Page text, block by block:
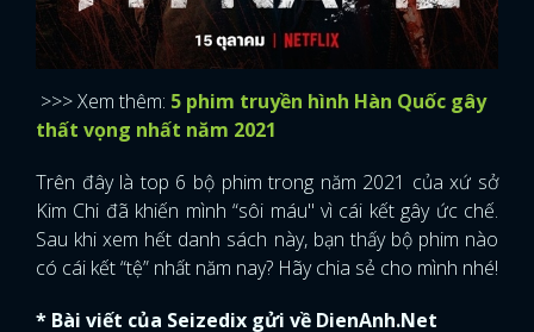
>>> Xem thêm: 5 phim truyền hình Hàn Quốc gây
thất vọng nhất năm 2021
Trên đây là top 6 bộ phim trong năm 2021 của xứ sở
Kim Chi đã khiến mình “sôi máu" vì cái kết gây ức chế.
Sau khi xem hết danh sách này, bạn thấy bộ phim nào
có cái kết “tệ” nhất năm nay? Hãy chia sẻ cho mình nhé!
* Bài viết của Seizedix gửi về DienAnh.Net